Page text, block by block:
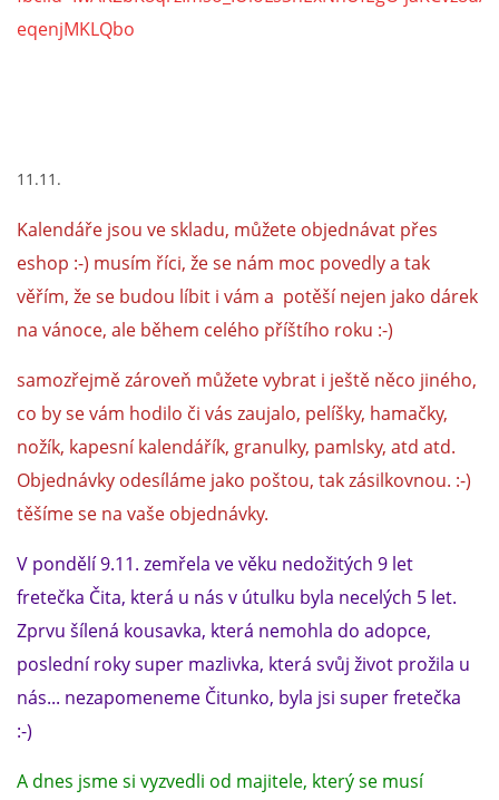
eqenjMKLQbo
11.11.
Kalendáře jsou ve skladu, můžete objednávat přes
eshop :-) musím říci, že se nám moc povedly a tak
věřím, že se budou líbit i vám a potěší nejen jako dárek
na vánoce, ale během celého příštího roku :-)
samozřejmě zároveň můžete vybrat i ještě něco jiného,
co by se vám hodilo či vás zaujalo, pelíšky, hamačky,
nožík, kapesní kalendářík, granulky, pamlsky, atd atd.
Objednávky odesíláme jako poštou, tak zásilkovnou. :-)
těšíme se na vaše objednávky.
V pondělí 9.11. zemřela ve věku nedožitých 9 let
fretečka Čita, která u nás v útulku byla necelých 5 let.
Zprvu šílená kousavka, která nemohla do adopce,
poslední roky super mazlivka, která svůj život prožila u
nás... nezapomeneme Čitunko, byla jsi super fretečka
:-)
A dnes jsme si vyzvedli od majitele, který se musí